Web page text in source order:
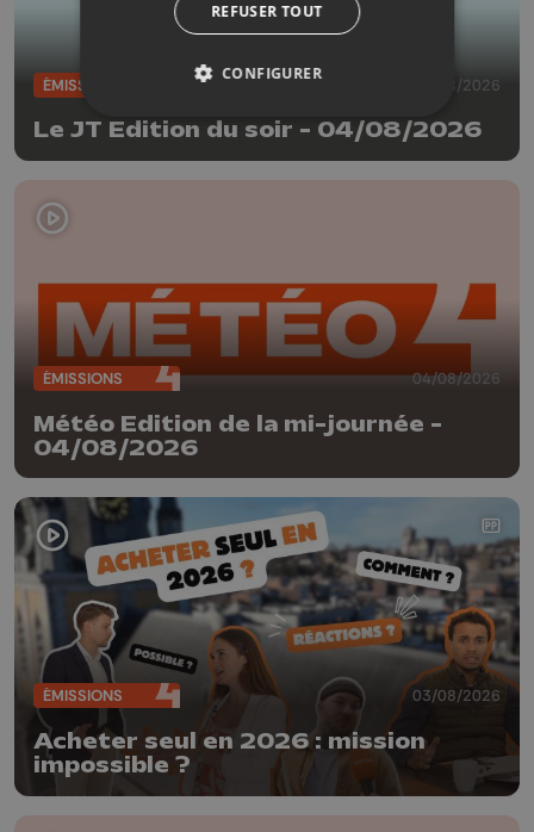
ÉMISSIONS 04/08/2026
Le JT Edition du soir - 04/08/2026
ÉMISSIONS 04/08/2026
Météo Edition de la mi-journée -
04/08/2026
ÉMISSIONS 03/08/2026
Acheter seul en 2026 : mission
impossible ?
REFUSER TOUT
CONFIGURER